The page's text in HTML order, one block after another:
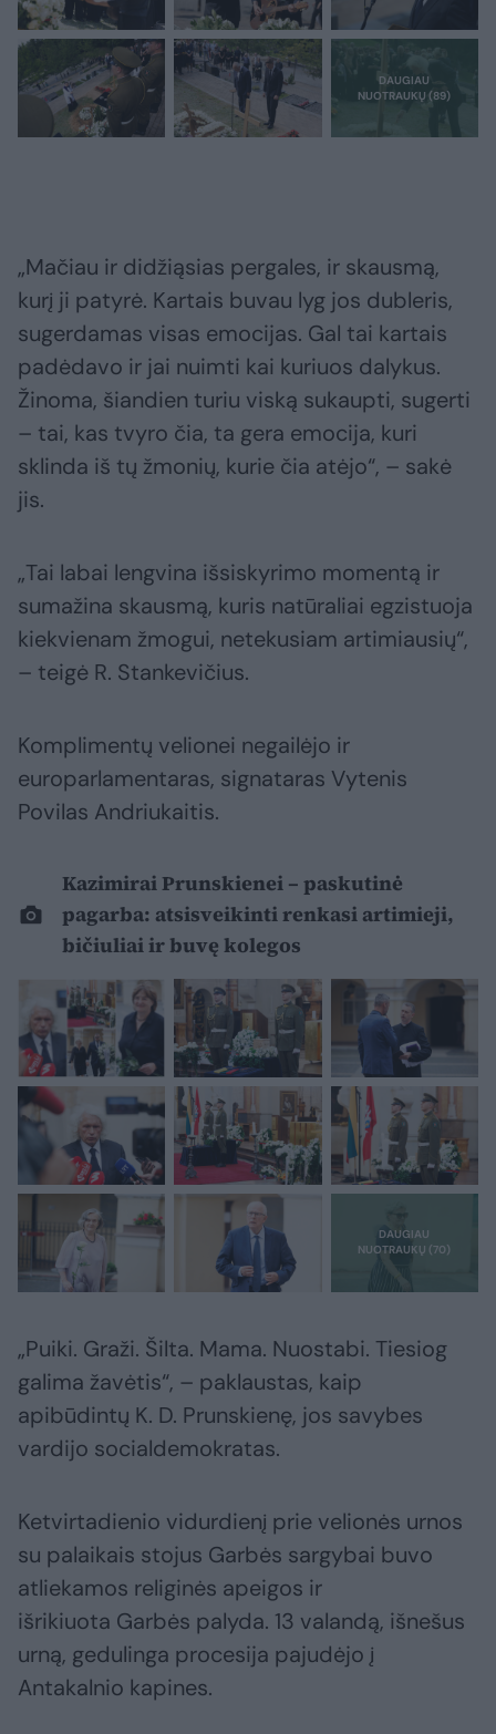
„Mačiau ir didžiąsias pergales, ir skausmą,
kurį ji patyrė. Kartais buvau lyg jos dubleris,
sugerdamas visas emocijas. Gal tai kartais
padėdavo ir jai nuimti kai kuriuos dalykus.
Žinoma, šiandien turiu viską sukaupti, sugerti
– tai, kas tvyro čia, ta gera emocija, kuri
sklinda iš tų žmonių, kurie čia atėjo“, – sakė
jis.
„Tai labai lengvina išsiskyrimo momentą ir
sumažina skausmą, kuris natūraliai egzistuoja
kiekvienam žmogui, netekusiam artimiausių“,
– teigė R. Stankevičius.
Komplimentų velionei negailėjo ir
europarlamentaras, signataras Vytenis
Povilas Andriukaitis.
Kazimirai Prunskienei – paskutinė
pagarba: atsisveikinti renkasi artimieji,
bičiuliai ir buvę kolegos
„Puiki. Graži. Šilta. Mama. Nuostabi. Tiesiog
galima žavėtis“, – paklaustas, kaip
apibūdintų K. D. Prunskienę, jos savybes
vardijo socialdemokratas.
Ketvirtadienio vidurdienį prie velionės urnos
su palaikais stojus Garbės sargybai buvo
atliekamos religinės apeigos ir
išrikiuota Garbės palyda. 13 valandą, išnešus
urną, gedulinga procesija pajudėjo į
Antakalnio kapines.